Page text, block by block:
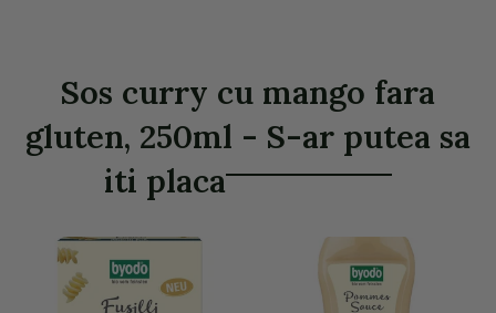
Sos curry cu mango fara
gluten, 250ml - S-ar putea sa
iti placa